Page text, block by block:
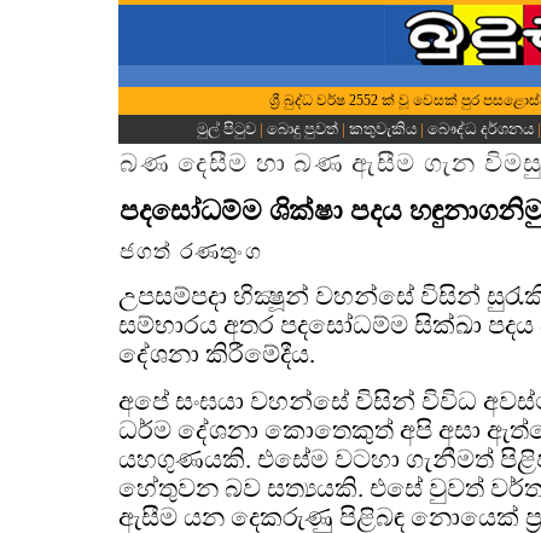
ශ්‍රී බුද්ධ වර්ෂ 2552 ක් වූ වෙසක් පුර
මුල් පිටුව | බොදු පුවත්| කතුවැකිය| බෞද්ධ දර්ශනය
බණ දෙසීම හා බණ ඇසීම ගැන
පදසෝධම්ම ශික්ෂා පදය
ජගත් රණතුංග
උපසම්පදා භික්‍ෂූන් වහන්සේ විසින්
සම්භාරය අතර පදසෝධම්ම සික්ඛා
දේශනා කිරීමේදීය.
අපේ සංඝයා වහන්සේ විසින් විවිධ
ධර්ම දේශනා කොතෙකුත් අපි අසා
යහගුණයකි. එසේම වටහා ගැනීමත්
හේතුවන බව සත්‍යයකි. එසේ වුවත්
ඇසීම යන දෙකරුණු පිළිබඳ නොයෙක්